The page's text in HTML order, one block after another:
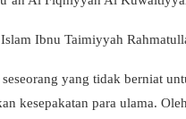
Ibnu Taimiyyah
yang tidak berniat
kesepakatan para ulama.